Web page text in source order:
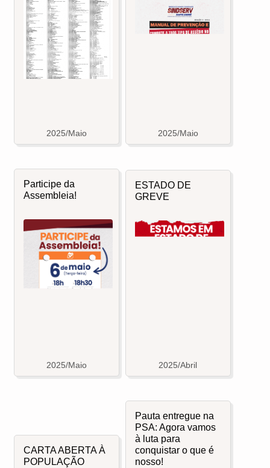
2025/Maio 2025/Maio
Participe da
Assembleia!
2025/Maio
ESTADO DE
GREVE
2025/Abril
CARTA ABERTA À
POPULAÇÃO
Pauta entregue na
PSA: Agora vamos
à luta para
conquistar o que é
nosso!